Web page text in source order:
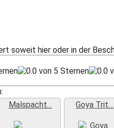
soweit hier oder in der
Malspacht… Goya Trit…